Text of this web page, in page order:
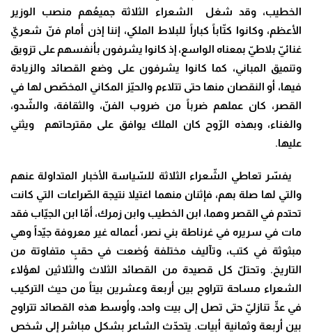
الخطيب، وقد شغل الشعراء الثلاثة جميعُهم منصب الوزير
الأعظم، وكانوا كتّاباً كباراً للبلاط الملكي، إننا إذن أمام فنّ شعريّ
غنائيّ بلاطيّ بمعناه الواسع، إذ كانوا يشرفون بأنفسهم على تزويق
وتنميق المباني، كما كانوا يشرفون على وضع القصائد والزيادة
فيها، أو النقصان منها حتى تتلاءم والحيّز المكاني المخصّص لها في
القصر، كان عملهم ضرباً من ضروب الفنّ، والثقافة، والشّدو،
والغناء، وبهذه الرّوح كان الملك يوافق على مقترحاتهم ويثني
عليها.
يفسّر تعاطي الشّعراء الثلاثة للسّياسة الأخبار المتداولة عنهم
والتي لها صلة بهم، فإثنان منهما اغتيلا نتيجة الصّراعات التي كانت
تحتدم في القصر وهما، ابن الخطيب وابن زمرك، أمّا ابن الجيّاب فقد
مات في سريره في غرناطة بني نصر، أعماله غير معروفة جيّداً وهي
مبثوثة في كتب، وتآليف مختلفة وُضعت في حقبٍ متفاوتة من
التاريخ. وتحتلّ كل قصيدة من القصائد الثلاث والثلاثين لهؤلاء
الشعراء مساحة تتراوح بين أربعة وعشرين بيتاً من حيث التركيب
في عدٍّ تنازليّ حتى تصل إلى بيت واحد، وأوسط هذه القصائد تتراوح
بين أربعة وثمانية أبيات. يتحدّث الشاعر بشكلٍ مباشر إلى شخص